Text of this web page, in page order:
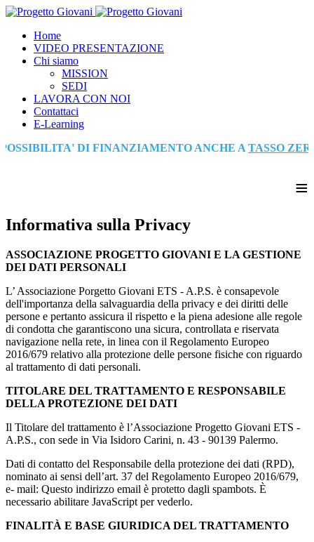
Home
VIDEO PRESENTAZIONE
Chi siamo
MISSION
SEDI
LAVORA CON NOI
Contattaci
E-Learning
DI FINANZIAMENTO ANCHE ATASSO ZERO
≡
Informativa sulla Privacy
ASSOCIAZIONE PROGETTO GIOVANI E LA GESTIONE
DEI DATI PERSONALI
L’ Associazione Porgetto Giovani ETS - A.P.S. è consapevole
dell'importanza della salvaguardia della privacy e dei diritti delle
persone e pertanto assicura il rispetto e la piena adesione alle regole
di condotta che garantiscono una sicura, controllata e riservata
navigazione nella rete, in linea con il Regolamento Europeo
2016/679 relativo alla protezione delle persone fisiche con riguardo
al trattamento di dati personali.
TITOLARE DEL TRATTAMENTO E RESPONSABILE
DELLA PROTEZIONE DEI DATI
Il Titolare del trattamento è l’Associazione Progetto Giovani ETS -
A.P.S., con sede in Via Isidoro Carini, n. 43 - 90139 Palermo.
Dati di contatto del Responsabile della protezione dei dati (RPD),
nominato ai sensi dell’art. 37 del Regolamento Europeo 2016/679,
e- mail: Questo indirizzo email è protetto dagli spambots. È
necessario abilitare JavaScript per vederlo.
FINALITÀ E BASE GIURIDICA DEL TRATTAMENTO